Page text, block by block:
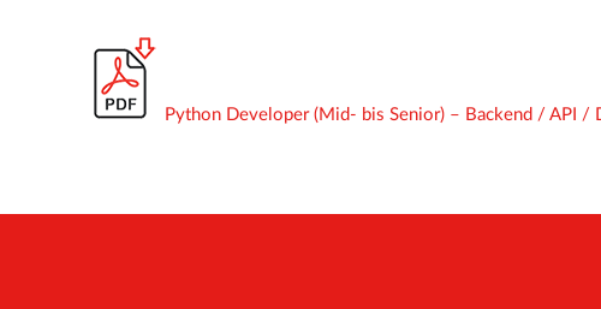
Python Developer (Mid- bis Senior) – Backend / API /